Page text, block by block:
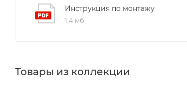
Инструкция по монтажу
1,4 мб
Товары из коллекции